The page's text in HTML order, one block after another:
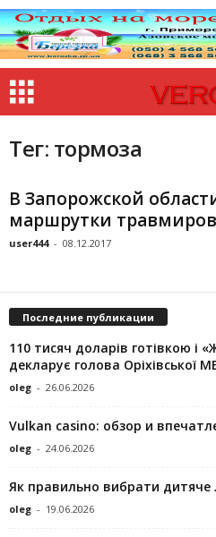
Тег: тормоза
В Запорожской
маршрутки
user444 - 08.12.2017
Последние публикации
110 тисяч доларів готівкою і
декларує голова Оріхівської
oleg - 26.06.2026
Vulkan casino: обзор и
oleg - 24.06.2026
Як правильно вибрати дитяче
oleg - 19.06.2026